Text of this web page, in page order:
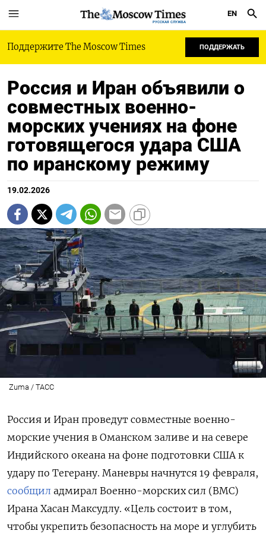
РУССКАЯ СЛУЖБА
EN
Поддержите The Moscow Times ПОДДЕРЖАТЬ
Россия и Иран объявили о
совместных военно-
морских учениях на фоне
готовящегося удара США
по иранскому режиму
19.02.2026
Zuma / ТАСС
Россия и Иран проведут совместные военно-
морские учения в Оманском заливе и на севере
Индийского океана на фоне подготовки США к
удару по Тегерану. Маневры начнутся 19 февраля,
сообщил адмирал Военно-морских сил (ВМС)
Ирана Хасан Максудлу. «Цель состоит в том,
чтобы укрепить безопасность на море и углубить